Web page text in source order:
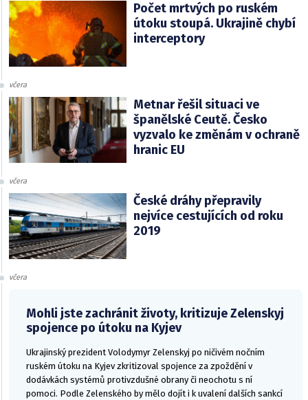
Počet mrtvých po ruském
útoku stoupá. Ukrajině chybí
interceptory
včera
Metnar řešil situaci ve
španělské Ceutě. Česko
vyzvalo ke změnám v ochraně
hranic EU
včera
České dráhy přepravily
nejvíce cestujících od roku
2019
včera
Mohli jste zachránit životy, kritizuje Zelenskyj
spojence po útoku na Kyjev
Ukrajinský prezident Volodymyr Zelenskyj po ničivém nočním
ruském útoku na Kyjev zkritizoval spojence za zpoždění v
dodávkách systémů protivzdušné obrany či neochotu s ní
pomoci. Podle Zelenského by mělo dojít i k uvalení dalších sankcí